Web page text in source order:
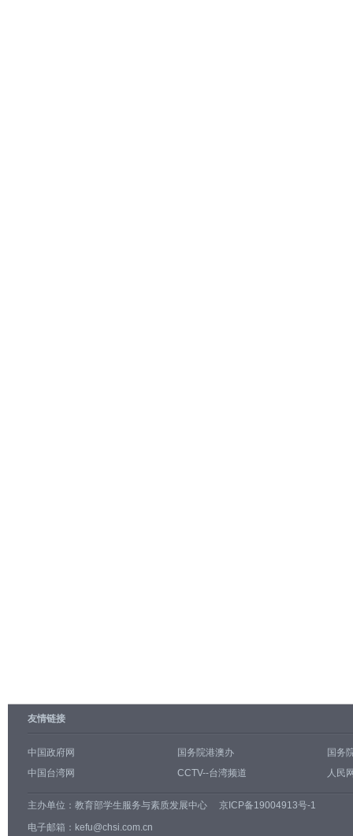
友情链接
中国政府网 国务院港澳办
国务
中国台湾网
CCTV--台湾频道 人民
主办单位： 教育部学生服务与素质发展中心
京ICP备19004913号-1
电子邮箱：kefu@chsi.com.cn